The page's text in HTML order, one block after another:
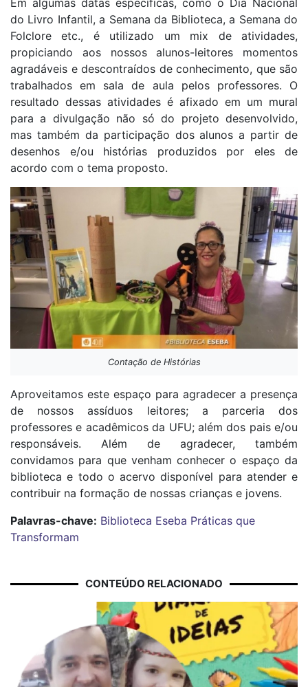
do Livro Infantil, a Semana da Biblioteca, a Semana do
Folclore etc., é utilizado um mix de atividades,
propiciando aos nossos alunos-leitores momentos
agradáveis e descontraídos de conhecimento, que são
trabalhados em sala de aula pelos professores. O
resultado dessas atividades é afixado em um mural
para a divulgação não só do projeto desenvolvido,
mas também da participação dos alunos a partir de
desenhos e/ou histórias produzidos por eles de
acordo com o tema proposto.
Contação de Histórias
Aproveitamos este espaço para agradecer a presença
de nossos assíduos leitores; a parceria dos
professores e acadêmicos da UFU; além dos pais e/ou
responsáveis. Além de agradecer, também
convidamos para que venham conhecer o espaço da
biblioteca e todo o acervo disponível para atender e
contribuir na formação de nossas crianças e jovens.
Palavras-chave: Biblioteca Eseba Práticas que
Transformam
CONTEÚDO RELACIONADO